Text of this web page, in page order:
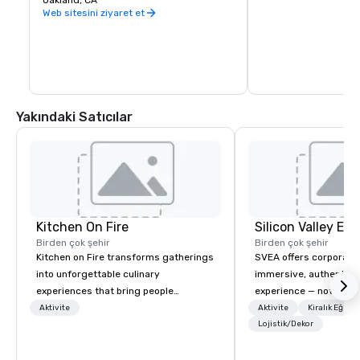
Web sitesini ziyaret et
Yakındaki Satıcılar
Kitchen On Fire
Birden çok şehir
Kitchen on Fire transforms gatherings
into unforgettable culinary
experiences that bring people
together. Since 2005, we've
Aktivite
Birden çok şehir
SVEA offers
immersive, authentic
experience — not a
transformation. We
facilitate custom
Aktivite
Kiralık
Lojistik/Dekor